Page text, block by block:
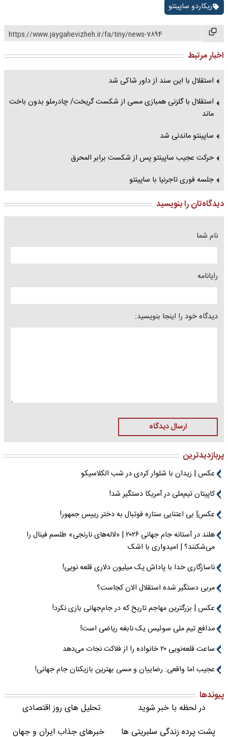
ریکاردو ساپینتو
https://www.jaygahevizheh.ir/fa/tiny/news-7894
اخبار مرتبط
استقلال با این سند از داور شاکی شد
استقلال با گلزنی همبازی مسی از شکست گریخت/ چادرملو بدون باخت
ماند
ساپینتو ماندنی شد
حرکت عجیب ساپینتو پس از شکست برابر المحرق
جلسه فوری تاجرنیا با ساپینتو
دیدگاه‌تان را بنویسید
نام شما
رایانامه
دیدگاه خود را اینجا بنویسید:
ارسال دیدگاه
پربازدیدترین
عکس | زیدان با شلوار کردی در شب الکلاسیکو
کاپیتان تیم‌ملی در آمریکا دستگیر شد!
عکس| بی اعتنایی ستاره فوتبال به دختر رییس جمهور!
هلند در آستانه جام جهانی ۲۰۲۶ | «لاله‌های نارنجی» طلسم فینال را
می‌شکنند؟ | امیدواری با اشک
ناسازگاری خدا با پاداش یک میلیون دلاری قلعه نویی!
مربی دستگیر شده استقلال الان کجاست؟
عکس | بزرگترین مهاجم تاریخ که در جام‌جهانی بازی نکرد!
مدافع تیم ملی سوئیس یک نابغه ریاضی است!
ساعت قلعه‌نویی ۲۰ خانواده را از فلاکت نجات می‌دهد
عجیب اما واقعی: رضاییان و مسی بهترین بازیکنان جام جهانی!
پیوندها
در لحظه با خبر شوید
تحلیل های روز اقتصادی
پشت پرده زندگی سلبریتی ها
خبرهای جذاب ایران و جهان